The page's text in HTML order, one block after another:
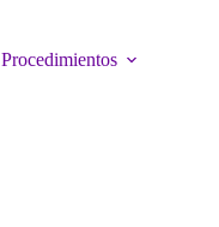
Procedimientos